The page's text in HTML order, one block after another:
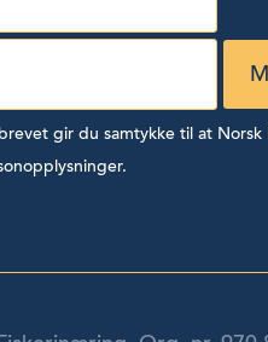
gir du samtykke til at Norsk